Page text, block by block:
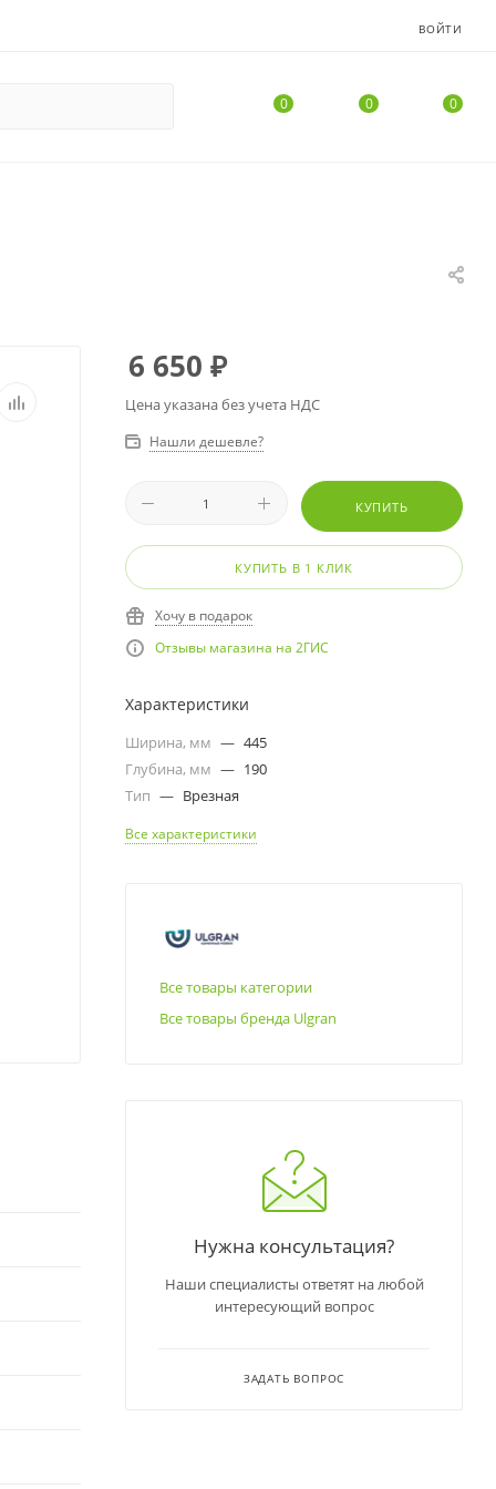
ВОЙТИ
0 0 0
6 650 ₽
Цена указана без учета НДС
Нашли дешевле?
КУПИТЬ
КУПИТЬ В 1 КЛИК
Хочу в подарок
Отзывы магазина на 2ГИС
Характеристики
Ширина, мм — 445
Глубина, мм — 190
Тип — Врезная
Все характеристики
Все товары категории
Все товары бренда Ulgran
Нужна консультация?
Наши специалисты ответят на любой
интересующий вопрос
ЗАДАТЬ ВОПРОС